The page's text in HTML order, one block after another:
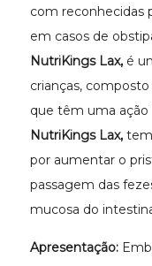
com reconhecidas
em casos de
NutriKings Lax, é
crianças,
que têm uma ação
NutriKings Lax,
por aumentar o
passagem das
mucosa do
Apresentação: